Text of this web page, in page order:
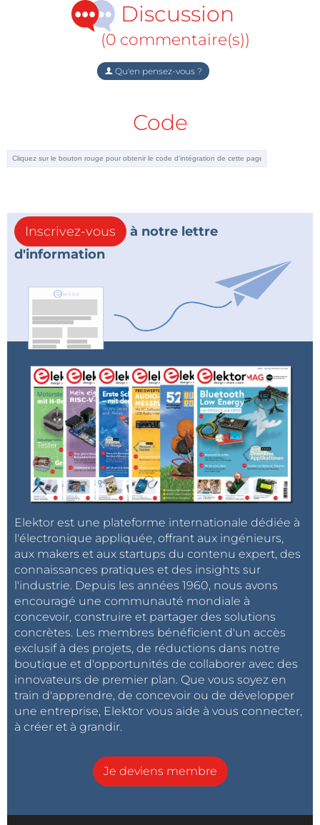
Discussion
(0 commentaire(s))
Qu'en pensez-vous ?
Code
Inscrivez-vous
à notre lettre
d'information
Elektor est une plateforme internationale dédiée à
l'électronique appliquée, offrant aux ingénieurs,
aux makers et aux startups du contenu expert, des
connaissances pratiques et des insights sur
l'industrie. Depuis les années 1960, nous avons
encouragé une communauté mondiale à
concevoir, construire et partager des solutions
concrètes. Les membres bénéficient d'un accès
exclusif à des projets, de réductions dans notre
boutique et d'opportunités de collaborer avec des
innovateurs de premier plan. Que vous soyez en
train d'apprendre, de concevoir ou de développer
une entreprise, Elektor vous aide à vous connecter,
à créer et à grandir.
Je deviens membre